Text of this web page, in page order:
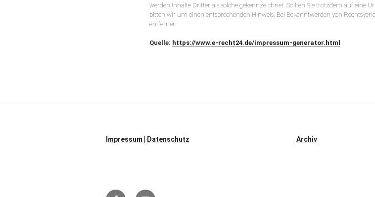
werden Inhalte Dritter als solche gekennzeichnet. Sollten Sie trotzdem auf eine
bitten wir um einen entsprechenden Hinweis. Bei Bekanntwerden von
entfernen.
Quelle: https://www.e-recht24.de/impressum-generator.html
Impressum Datenschutz Archiv